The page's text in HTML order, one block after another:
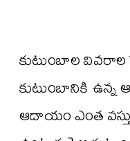
కుటుంబాల
కుటుంబానికి ఉన్న
ఆదాయం ఎంత